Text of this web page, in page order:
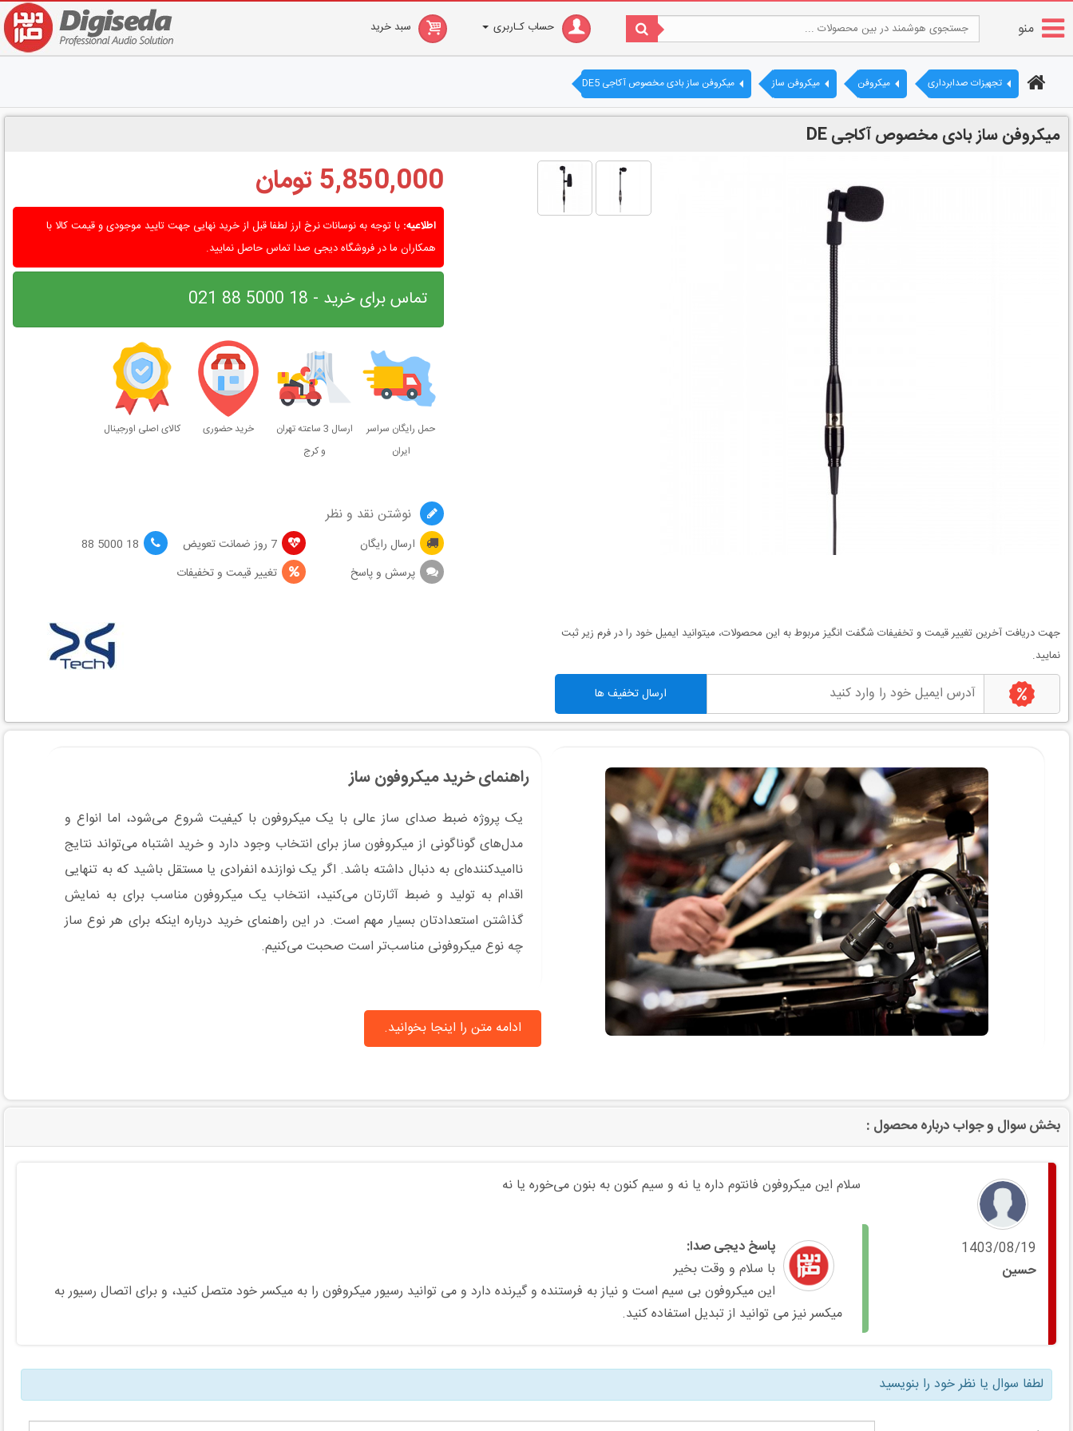
منو حساب کـاربری سبد خرید
تجهیزات صدابرداری میکروفن میکروفن ساز میکروفن ساز بادی مخصوص آکاجی DE5
میکروفن ساز بادی مخصوص آکاجی DE
5,850,000 تومان
اطلاعیه: با توجه به نوسانات نرخ ارز لطفا قبل از خرید نهایی جهت تایید موجودی و قیمت کالا با
همکاران ما در فروشگاه دیجی صدا تماس حاصل نمایید.
تماس برای خرید - 18 5000 88 021
حمل رایگان سراسر
ایران
ارسال 3 ساعته تهران
و کرج
خرید حضوری کالای اصلی اورجینال
نوشتن نقد و نظر
ارسال رایگان 7 روز ضمانت تعویض
18 5000 88
پرسش و پاسخ
تغییر قیمت و تخفیفات
جهت دریافت آخرین تغییر قیمت و تخفیفات شگفت انگیز مربوط به این محصولات، میتوانید ایمیل خود را در فرم زیر ثبت
نمایید.
راهنمای خرید میکروفون ساز
یک پروژه ضبط صدای ساز عالی با یک میکروفون با کیفیت شروع می‌شود، اما انواع و
مدل‌های گوناگونی از میکروفون ساز برای انتخاب وجود دارد و خرید اشتباه می‌تواند نتایج
ناامیدکننده‌ای به دنبال داشته باشد. اگر یک نوازنده انفرادی یا مستقل باشید که به تنهایی
اقدام به تولید و ضبط آثارتان می‌کنید، انتخاب یک میکروفون مناسب برای به نمایش
گذاشتن استعدادتان بسیار مهم است. در این راهنمای خرید درباره اینکه برای هر نوع ساز
چه نوع میکروفونی مناسب‌تر است صحبت می‌کنیم.
ادامه متن را اینجا بخوانید.
بخش سوال و جواب درباره محصول :
1403/08/19
حسين
سلام این میکروفون فانتوم داره یا نه و سیم کنون به بنون می‌خوره یا نه
پاسخ دیجی صدا:
با سلام و وقت بخیر
این میکروفون بی سیم است و نیاز به فرستنده و گیرنده دارد و می توانید رسیور میکروفون را به میکسر خود متصل کنید، و برای اتصال رسیور به
میکسر نیز می توانید از تبدیل استفاده کنید.
لطفا سوال یا نظر خود را بنویسید